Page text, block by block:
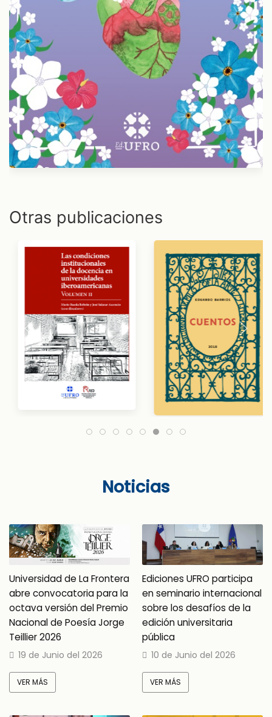
Otras publicaciones
Noticias
Universidad de La Frontera
abre convocatoria para la
octava versión del Premio
Nacional de Poesía Jorge
Teillier 2026
19 de Junio del 2026
VER MÁS
Ediciones UFRO participa
en seminario internacional
sobre los desafíos de la
edición universitaria
pública
10 de Junio del 2026
VER MÁS